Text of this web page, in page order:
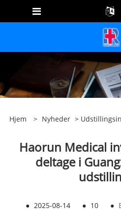
Hjem > Nyheder >
Haorun Medical
deltage i
● 2025-08-14 ● 10 ●